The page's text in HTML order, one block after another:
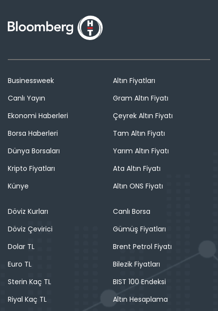
Businessweek
Canlı Yayın
Ekonomi Haberleri
Borsa Haberleri
Dünya Borsaları
Kripto Fiyatları
Künye
Altın Fiyatları
Gram Altın Fiyatı
Çeyrek Altın Fiyatı
Tam Altın Fiyatı
Yarım Altın Fiyatı
Ata Altın Fiyatı
Altın ONS Fiyatı
Döviz Kurları
Döviz Çevirici
Dolar TL
Euro TL
Sterin Kaç TL
Riyal Kaç TL
Canlı Borsa
Gümüş Fiyatları
Brent Petrol Fiyatı
Bilezik Fiyatları
BIST 100 Endeksi
Altın Hesaplama